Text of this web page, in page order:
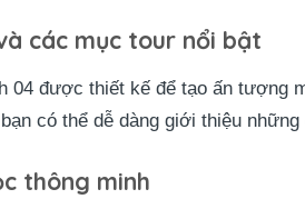
các mục tour nổi bật
04 được thiết kế để tạo ấn tượng
có thể dễ dàng giới thiệu
thông minh